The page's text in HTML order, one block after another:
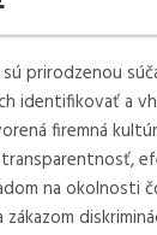
prirodzenou
identifikovať a
firemná
na okolnosti